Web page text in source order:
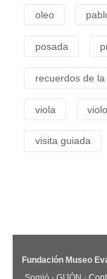
oleo
posada
recuerdos de
viola
visita guiada
Fundación Museo